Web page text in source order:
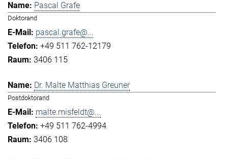
Pascal Grafe
Doktorand
pascal.grafe@...
+49 511 762-12179
3406 115
Dr. Malte Matthias Greuner
Postdoktorand
malte.misfeldt@...
+49 511 762-4994
3406 108